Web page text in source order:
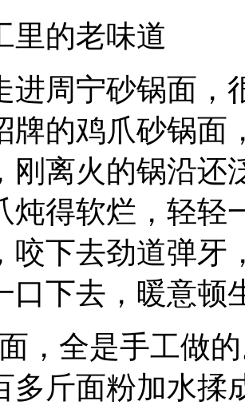
里的老味道
进周宁砂锅面，
牌的鸡爪砂锅面
刚离火的锅沿还
炖得软烂，轻轻
咬下去劲道弹牙
口下去，暖意顿
，全是手工做
多斤面粉加水揉